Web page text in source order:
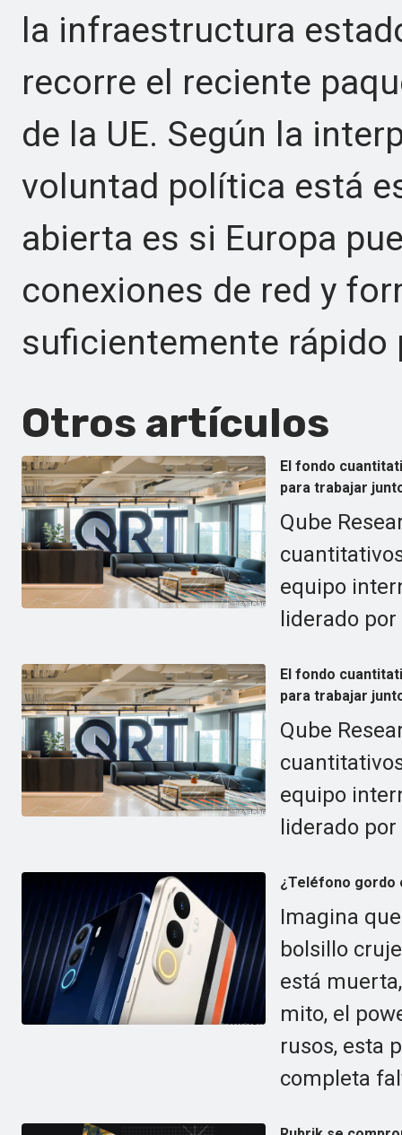
la infraestructura
recorre el reciente
de la UE. Según la
voluntad política está
abierta es si Europa
conexiones de red y
suficientemente rápido
Otros artículos
El fondo
para trabajar
Qube
equipo
liderado
El fondo
para trabajar
Qube
equipo
liderado
¿Teléfono gordo
Imagina
bolsillo
está
mito, el
rusos, esta
completa